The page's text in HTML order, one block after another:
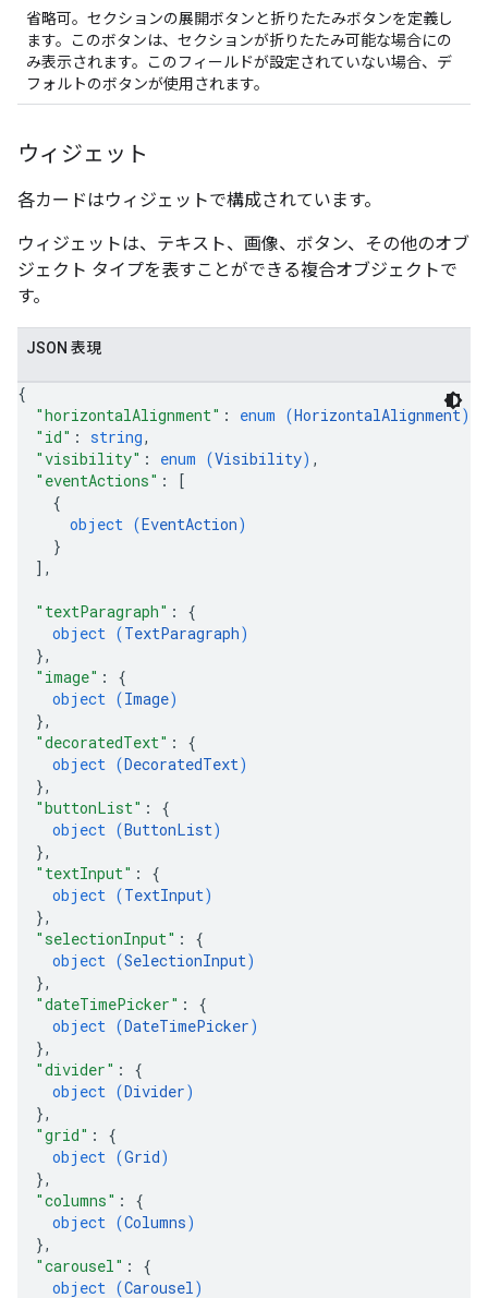
省略可。セクションの展開ボタンと折りたたみボタンを定義し
ます。このボタンは、セクションが折りたたみ可能な場合にの
み表示されます。このフィールドが設定されていない場合、デ
フォルトのボタンが使用されます。
ウィジェット
各カードはウィジェットで構成されています。
ウィジェットは、テキスト、画像、ボタン、その他のオブ
ジェクト タイプを表すことができる複合オブジェクトで
す。
JSON 表現
{
"horizontalAlignment" : enum (HorizontalAlignment)
"id" : string,
"visibility" : enum (Visibility) ,
"eventActions" :
[
{
object (EventAction)
}
] ,
"textParagraph" : {
object (TextParagraph)
},
"image" : {
object (Image)
},
"decoratedText" : {
object (DecoratedText)
},
"buttonList" : {
object (ButtonList)
},
"textInput" : {
object (TextInput)
},
"selectionInput" : {
object (SelectionInput)
},
"dateTimePicker" : {
object (DateTimePicker)
},
"divider" : {
object (Divider)
},
"grid" : {
object (Grid)
},
"columns" : {
object (Columns)
},
"carousel" : {
object (Carousel)